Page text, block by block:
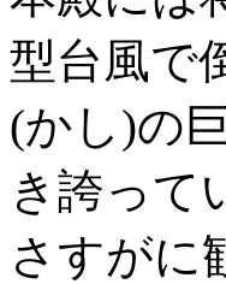
型台風で
(かし)の
き誇って
さすがに